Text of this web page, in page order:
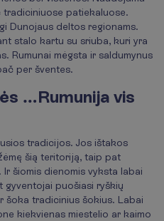
tradiciniuose patiekaluose.
Dunojaus deltos regionams.
stalo kartu su sriuba, kuri yra
Rumunai mėgsta ir saldumynus
per šventes.
…Rumunija vis
tradicijos. Jos ištakos
šią teritoriją, taip pat
šiomis dienomis vyksta labai
puošiasi ryškių
šoka tradicinius šokius. Labai
kiekvienas miestelio ar kaimo